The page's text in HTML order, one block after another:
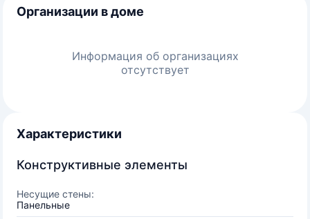
Организации в доме
Информация об организациях
отсутствует
Характеристики
Конструктивные элементы
Несущие стены:
Панельные